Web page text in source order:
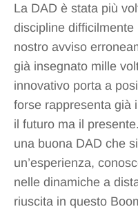
La DAD è stata più
discipline
nostro avviso
già insegnato mille
innovativo porta a
forse rappresenta già
il futuro ma il
una buona DAD che
un’esperienza,
nelle dinamiche a
riuscita in questo